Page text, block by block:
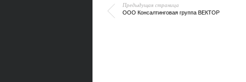
Предыдущая страница
ООО Консалтинговая группа ВЕКТОР